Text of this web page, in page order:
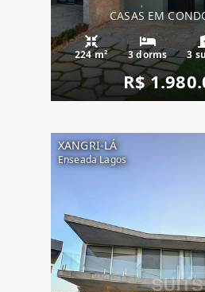
CASAS EM
224 m² 3 dorms 3
R$
XANGRI-LÁ
Enseada Lagos